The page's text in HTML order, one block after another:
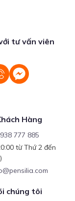
tư vấn viên
Hàng
777 885
từ Thứ 2 đến
chúng tôi